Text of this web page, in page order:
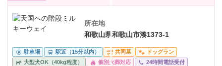
所在地
和歌山県和歌山市湊1373-1
駐車場 駅近（15分以内） 共同墓
ドッグラン
大型犬OK（40kg程度）
個別火葬対応
24時間電話受付